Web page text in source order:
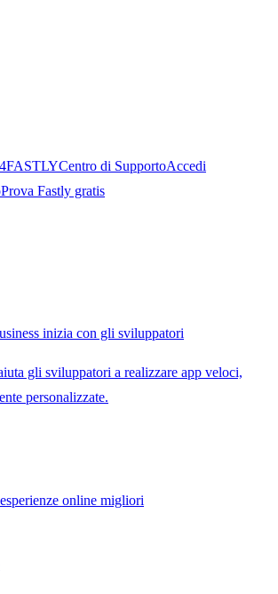
Centro di SupportoAccedi
Prova Fastly gratis
inizia con gli sviluppatori
gli sviluppatori a realizzare app veloci,
personalizzate.
online migliori